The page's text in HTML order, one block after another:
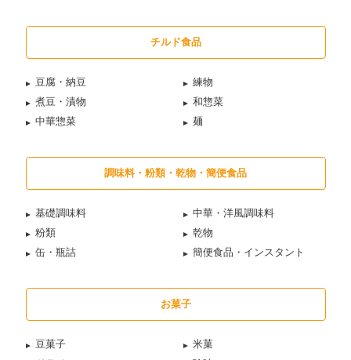
チルド食品
豆腐・納豆
練物
煮豆・漬物
和惣菜
中華惣菜
麺
調味料・粉類・乾物・簡便食品
基礎調味料
中華・洋風調味料
粉類
乾物
缶・瓶詰
簡便食品・インスタント
お菓子
豆菓子
米菓